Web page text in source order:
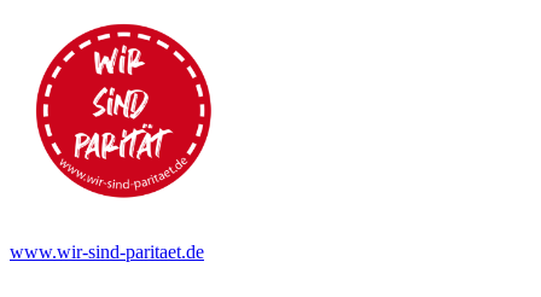
www.wir-sind-paritaet.de